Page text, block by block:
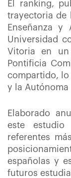
El ranking,
trayectoria de
Enseñanza y
Universidad
Vitoria en un
Pontificia
compartido, lo
y la Autónoma
Elaborado
este
referentes
españolas y
futuros